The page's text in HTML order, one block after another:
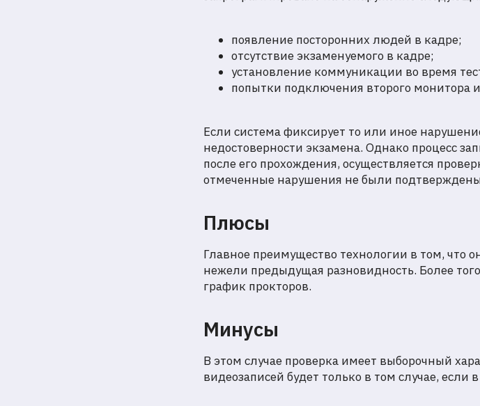
появление посторонних людей в кадре;
отсутствие экзаменуемого в кадре;
установление коммуникации во время
попытки подключения второго монитора
Если система фиксирует то или иное
недостоверности экзамена. Однако процесс
после его прохождения, осуществляется
отмеченные нарушения не были
Плюсы
Главное преимущество технологии в том, что
нежели предыдущая разновидность. Более
график прокторов.
Минусы
В этом случае проверка имеет выборочный
видеозаписей будет только в том случае,